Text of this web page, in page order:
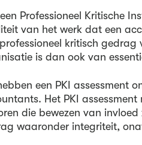
een Professioneel Kritische
van het werk dat een
kritisch gedrag
is dan ook van
een PKI assessment
Het PKI
die bewezen van
waaronder integriteit,